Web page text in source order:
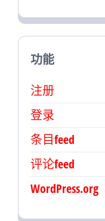
功能
注册
登录
条目feed
评论feed
WordPress.org